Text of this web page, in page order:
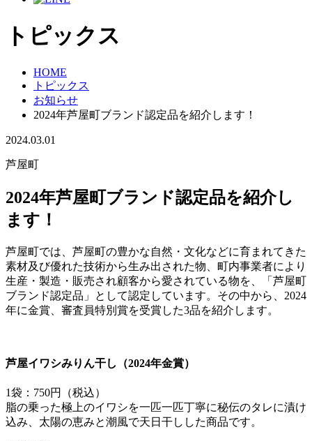
トピックス
HOME
トピックス
お知らせ
2024年芦屋町ブランド認定品を紹介します！
2024.03.01
芦屋町
2024年芦屋町ブランド認定品を紹介し
ます！
芦屋町では、芦屋町の豊かな自然・文化などに育まれてきた
素材及び優れた技術から生み出された物、町内事業者により
生産・製造・販売され顧客から愛されている物を、「芦屋町
ブランド認定品」として認定しています。その中から、2024
年に金賞、審査員特別賞を受賞した3品を紹介します。
芦屋イワシみりん干し（2024年金賞）
1袋：750円（税込）
脂の乗った極上のイワシを一匹一匹丁寧に秘伝のタレに漬け
込み、太陽の恵みと潮風で天日干しした商品です。